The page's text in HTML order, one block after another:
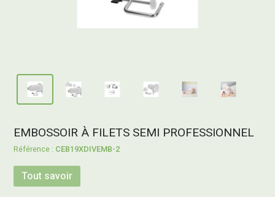
EMBOSSOIR À FILETS SEMI PROFESSIONNEL
CEB19XDIVEMB-2
Tout savoir